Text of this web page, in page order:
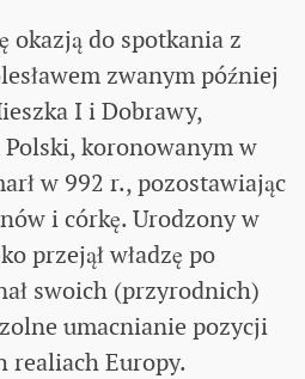
okazją do spotkania z
zwanym później
I i Dobrawy,
koronowanym w
w 992 r., pozostawiając
i córkę. Urodzony w
przejął władzę po
swoich (przyrodnich)
umacnianie pozycji
realiach Europy.